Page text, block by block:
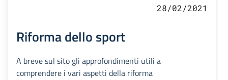
28/02/2021
Riforma dello sport
A breve sul sito gli approfondimenti utili a
comprendere i vari aspetti della riforma